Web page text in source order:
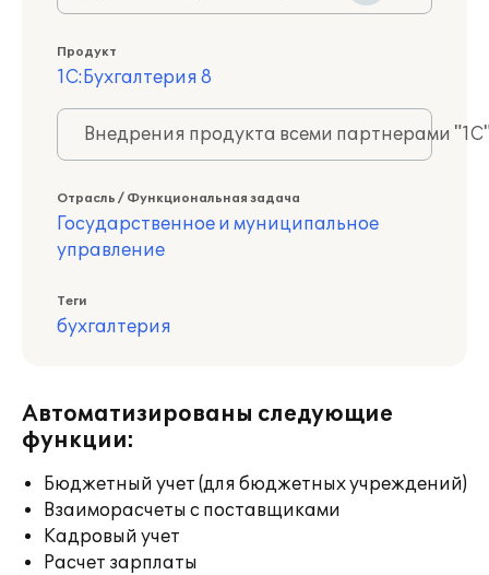
Продукт
1С:Бухгалтерия 8
Внедрения продукта всеми партнерами
Отрасль / Функциональная задача
Государственное и муниципальное
управление
Теги
бухгалтерия
Автоматизированы следующие
функции:
Бюджетный учет (для бюджетных учреждений)
Взаиморасчеты с поставщиками
Кадровый учет
Расчет зарплаты